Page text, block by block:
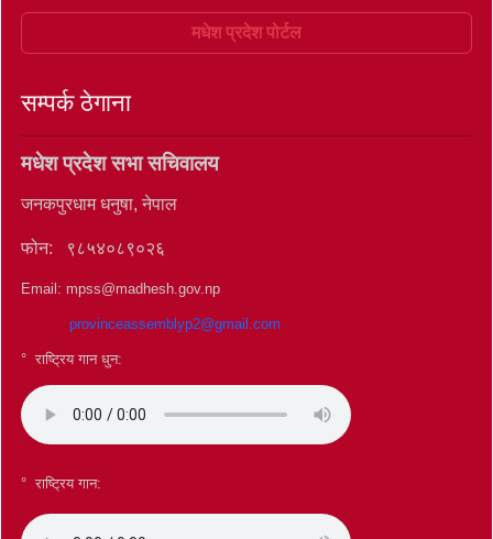
मधेश प्रदेश पोर्टल
सम्पर्क ठेगाना
मधेश प्रदेश सभा सचिवालय
जनकपुरधाम धनुषा, नेपाल
फोन: ९८५४०८९०२६
Email: mpss@madhesh.gov.np
provinceassemblyp2@gmail.com
° राष्ट्रिय गान धुन:
° राष्ट्रिय गान: